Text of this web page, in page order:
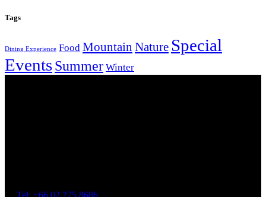
Tags
Dining Experience Food Mountain Nature Special
EventsSummer Winter